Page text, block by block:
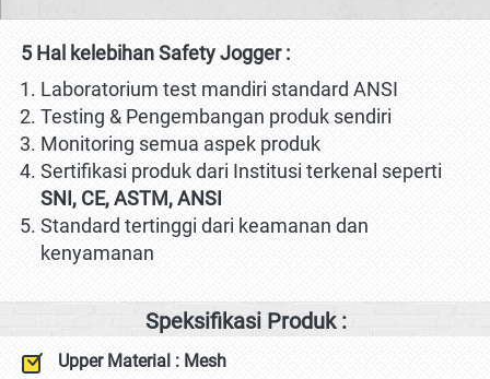
5 Hal kelebihan Safety Jogger :
Laboratorium test mandiri standard ANSI
Testing & Pengembangan produk sendiri
Monitoring semua aspek produk
SNI, CE, ASTM, ANSI
Standard tertinggi dari keamanan dan
kenyamanan
Speksifikasi Produk :
Upper Material : Mesh